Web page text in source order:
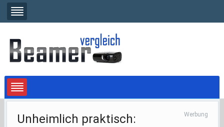
Unheimlich praktisch:
Werbung